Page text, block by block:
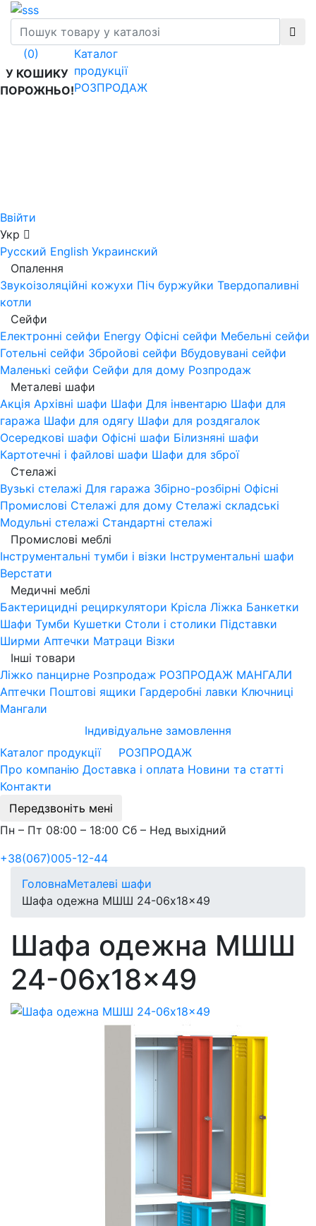
(0)
У КОШИКУ
ПОРОЖНЬО!
Каталог
продукції
РОЗПРОДАЖ
Ввійти
Укр
Русский English Украинский
Опалення
Звукоізоляційні кожухи Піч буржуйки Твердопаливні
котли
Сейфи
Електронні сейфи Energy Офісні сейфи Мебельні сейфи
Готельні сейфи Збройові сейфи Вбудовувані сейфи
Маленькі сейфи Сейфи для дому Розпродаж
Металеві шафи
Акція Архівні шафи Шафи Для інвентарю Шафи для
гаража Шафи для одягу Шафи для роздягалок
Осередкові шафи Офісні шафи Білизняні шафи
Картотечні і файлові шафи Шафи для зброї
Стелажі
Вузькі стелажі Для гаража Збірно-розбірні Офісні
Промислові Стелажі для дому Стелажі складські
Модульні стелажі Стандартні стелажі
Промислові меблі
Інструментальні тумби і візки Інструментальні шафи
Верстати
Медичні меблі
Бактерицидні рециркулятори Крісла Ліжка Банкетки
Шафи Тумби Кушетки Столи і столики Підставки
Ширми Аптечки Матраци Візки
Інші товари
Ліжко панцирне Розпродаж РОЗПРОДАЖ МАНГАЛИ
Аптечки Поштові ящики Гардеробні лавки Ключниці
Мангали
Індивідуальне замовлення
Каталог продукції
РОЗПРОДАЖ
Про компанію Доставка і оплата Новини та статті
Контакти
Передзвоніть мені
Пн – Пт 08:00 – 18:00 Сб – Нед выхідний
+38(067)005-12-44
ГоловнаМеталеві шафи
Шафа одежна МШШ 24-06x18x49
Шафа одежна МШШ
24-06x18x49